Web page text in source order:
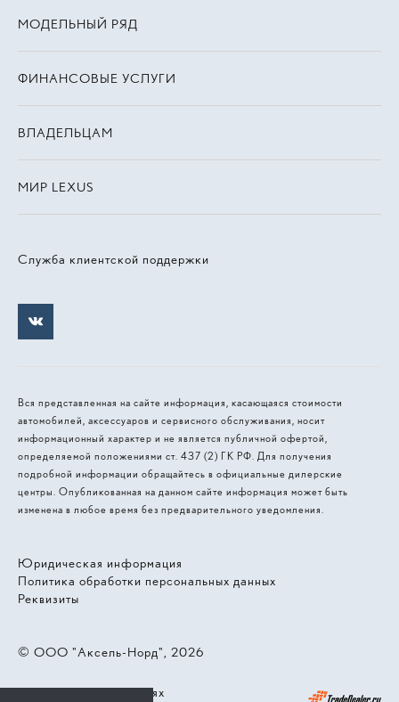
Служба клиентской поддержки
МОДЕЛЬНЫЙ РЯД
ФИНАНСОВЫЕ УСЛУГИ
ВЛАДЕЛЬЦАМ
МИР LEXUS
Вся представленная на сайте информация, касающаяся стоимости
автомобилей, аксессуаров и сервисного обслуживания, носит
информационный характер и не является публичной офертой,
определяемой положениями ст. 437 (2) ГК РФ. Для получения
подробной информации обращайтесь в официальные дилерские
центры. Опубликованная на данном сайте информация может быть
изменена в любое время без предварительного уведомления.
© 2026, ООО "Аксель-Норд"
Юридическая информация
Политика обработки персональных данных
Реквизиты
Работает на технологиях